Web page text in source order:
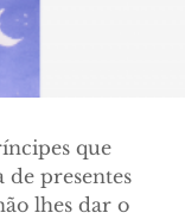
que
de presentes
lhes dar o